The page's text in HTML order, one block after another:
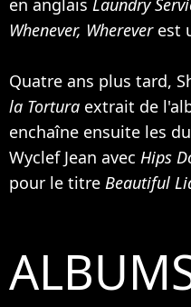
Whenever, Whereverest
Quatre ans plus tard,
la Tortura extrait de
enchaîne ensuite les
Wyclef Jean avec Hips
pour le titre Beautiful